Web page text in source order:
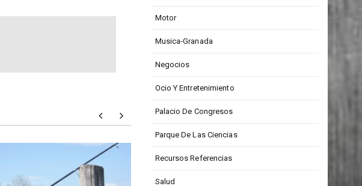
Memoria De Andalucía
Motor
Musica-Granada
Negocios
Ocio Y Entretenimiento
Palacio De Congresos
Parque De Las Ciencias
Recursos Referencias